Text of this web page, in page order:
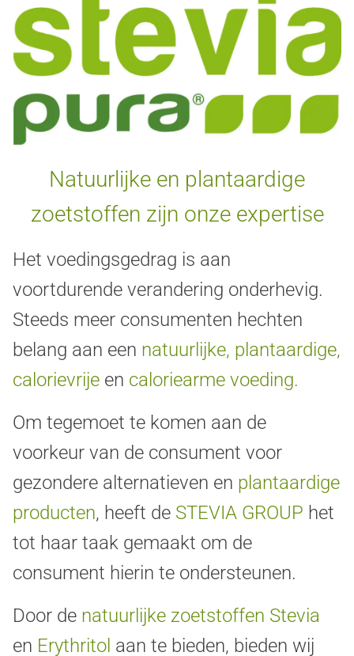
Natuurlijke en plantaardige
zoetstoffen zijn onze expertise
Het voedingsgedrag is aan
voortdurende verandering onderhevig.
Steeds meer consumenten hechten
belang aan een natuurlijke, plantaardige,
calorievrije en caloriearme voeding.
Om tegemoet te komen aan de
voorkeur van de consument voor
gezondere alternatieven en plantaardige
producten, heeft de STEVIA GROUP het
tot haar taak gemaakt om de
consument hierin te ondersteunen.
Door de natuurlijke zoetstoffen Stevia
en Erythritol aan te bieden, bieden wij